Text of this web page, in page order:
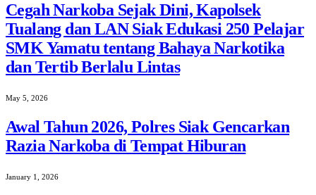
Cegah Narkoba Sejak Dini, Kapolsek
Tualang dan LAN Siak Edukasi 250 Pelajar
SMK Yamatu tentang Bahaya Narkotika
dan Tertib Berlalu Lintas
May 5, 2026
Awal Tahun 2026, Polres Siak Gencarkan
Razia Narkoba di Tempat Hiburan
January 1, 2026